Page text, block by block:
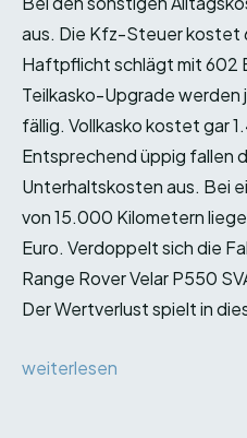
aus. Die Kfz-Steuer kostet
Haftpflicht schlägt mit 602
Teilkasko-Upgrade werden
fällig. Vollkasko kostet gar
Entsprechend üppig fallen
Unterhaltskosten aus. Bei
von 15.000 Kilometern
Euro. Verdoppelt sich die
Range Rover Velar P550
Der Wertverlust spielt in
weiterlesen